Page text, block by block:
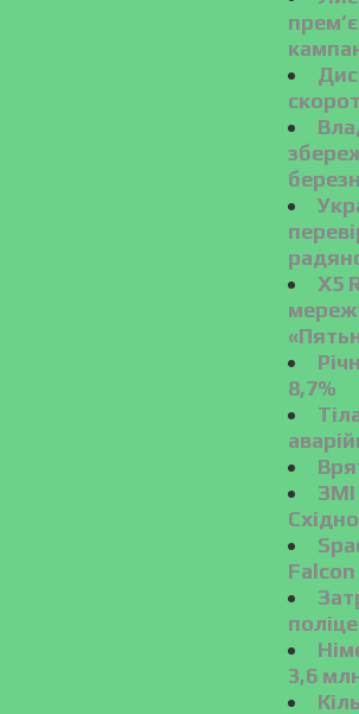
X5
8,7%
Falcon
3,6